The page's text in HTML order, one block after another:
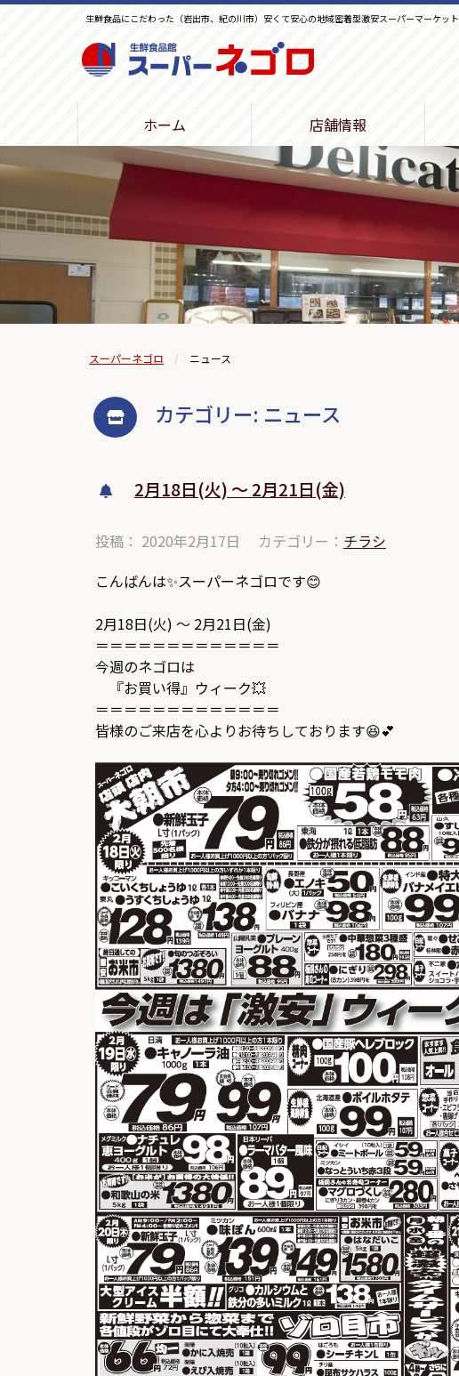
生鮮食品にこだわった（岩出市、紀の川市）安くて安心の地域密着型激安スーパーマーケット
ホーム 店舗情報
スーパーネゴロ ニュース
カテゴリー: ニュース
2月18日(火) ～ 2月21日(金)
投稿： 2020年2月17日 カテゴリー： チラシ
こんばんは✨スーパーネゴロです😊
2月18日(火) ～ 2月21日(金)
＝＝＝＝＝＝＝＝＝＝＝＝＝
今週のネゴロは
『お買い得』ウィーク💥
＝＝＝＝＝＝＝＝＝＝＝＝＝
皆様のご来店を心よりお待ちしております😆💕